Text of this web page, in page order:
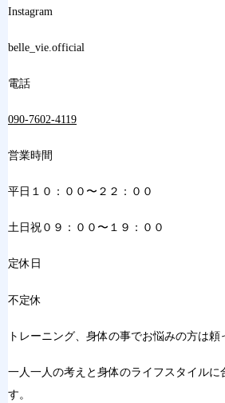
Instagram
belle_vie.official
電話
090-7602-4119
営業時間
平日１０：００〜２２：００
土日祝０９：００〜１９：００
定休日
不定休
トレーニング、身体の事でお悩みの方は頼
一人一人の考えと身体のライフスタイルに
す。